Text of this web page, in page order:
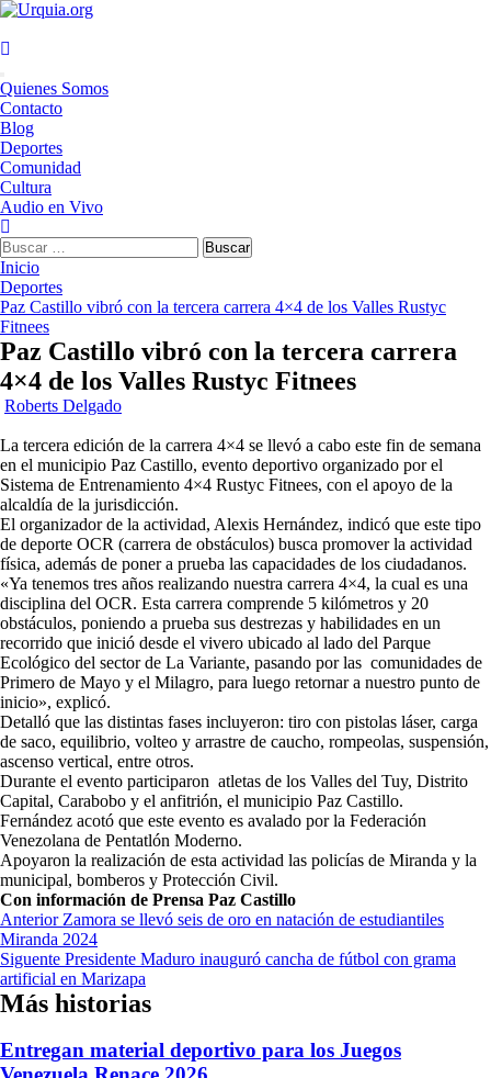
Saltar
contenido
Menú
principal
Quienes Somos
Contacto
Blog
Deportes
Comunidad
Cultura
Audio en Vivo
Buscar:
Inicio
Deportes
Paz Castillo vibró con la tercera carrera 4×4 de los Valles Rustyc
Fitnees
Paz Castillo vibró con la tercera carrera
4×4 de los Valles Rustyc Fitnees
Roberts Delgado
La tercera edición de la carrera 4×4 se llevó a cabo este fin de semana
en el municipio Paz Castillo, evento deportivo organizado por el
Sistema de Entrenamiento 4×4 Rustyc Fitnees, con el apoyo de la
alcaldía de la jurisdicción.
El organizador de la actividad, Alexis Hernández, indicó que este tipo
de deporte OCR (carrera de obstáculos) busca promover la actividad
física, además de poner a prueba las capacidades de los ciudadanos.
«Ya tenemos tres años realizando nuestra carrera 4×4, la cual es una
disciplina del OCR. Esta carrera comprende 5 kilómetros y 20
obstáculos, poniendo a prueba sus destrezas y habilidades en un
recorrido que inició desde el vivero ubicado al lado del Parque
Ecológico del sector de La Variante, pasando por las comunidades de
Primero de Mayo y el Milagro, para luego retornar a nuestro punto de
inicio», explicó.
Detalló que las distintas fases incluyeron: tiro con pistolas láser, carga
de saco, equilibrio, volteo y arrastre de caucho, rompeolas, suspensión,
ascenso vertical, entre otros.
Durante el evento participaron atletas de los Valles del Tuy, Distrito
Capital, Carabobo y el anfitrión, el municipio Paz Castillo.
Fernández acotó que este evento es avalado por la Federación
Venezolana de Pentatlón Moderno.
Apoyaron la realización de esta actividad las policías de Miranda y la
municipal, bomberos y Protección Civil.
Con información de Prensa Paz Castillo
Navegación
de
entradas
AnteriorZamora se llevó seis de oro en natación de estudiantiles
Miranda 2024
Siguente Presidente Maduro inauguró cancha de fútbol con grama
artificial en Marizapa
Más historias
Entregan material deportivo para los Juegos